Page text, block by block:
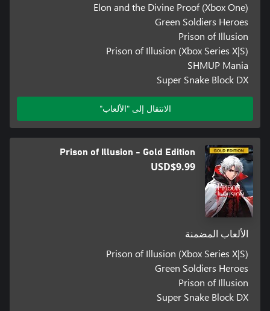
Elon and the Divine Proof (Xbox One)
Green Soldiers Heroes
Prison of Illusion
Prison of Illusion (Xbox Series X|S)
SHMUP Mania
Super Snake Block DX
الانتقال إلى "الألعاب"
Prison of Illusion - Gold Edition
USD$9.99
الألعاب المضمنة
Prison of Illusion (Xbox Series X|S)
Green Soldiers Heroes
Prison of Illusion
Super Snake Block DX